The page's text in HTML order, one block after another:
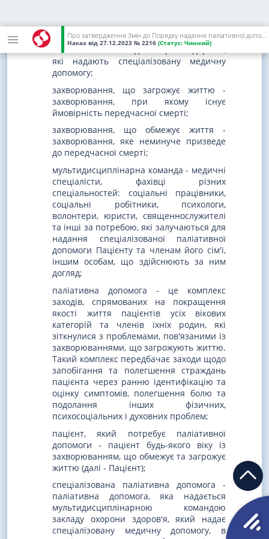
Про затвердження Змін до Порядку надання паліативної допомоги
Наказ від 27.12.2023 № 2216 (Статус: Чинний)
іншими лікарями-спеціалістами,
молодшими спеціалістами з медичною
освітою або в закладах охорони здоров'я,
які надають спеціалізовану медичну
допомогу;
захворювання, що загрожує життю -
захворювання, при якому існує
ймовірність передчасної смерті;
захворювання, що обмежує життя -
захворювання, яке неминуче призведе
до передчасної смерті;
мультидисциплінарна команда - медичні
спеціалісти, фахівці різних
спеціальностей: соціальні працівники,
соціальні робітники, психологи,
волонтери, юристи, священнослужителі
та інші за потребою, які залучаються для
надання спеціалізованої паліативної
допомоги Пацієнту та членам його сім'ї,
іншим особам, що здійснюють за ним
догляд;
паліативна допомога - це комплекс
заходів, спрямованих на покращення
якості життя пацієнтів усіх вікових
категорій та членів їхніх родин, які
зіткнулися з проблемами, пов'язаними із
захворюваннями, що загрожують життю.
Такий комплекс передбачає заходи щодо
запобігання та полегшення страждань
пацієнта через ранню ідентифікацію та
оцінку симптомів, полегшення болю та
подолання інших фізичних,
психосоціальних і духовних проблем;
пацієнт, який потребує паліативної
допомоги - пацієнт будь-якого віку із
захворюванням, що обмежує та загрожує
життю (далі - Пацієнт);
спеціалізована паліативна допомога -
паліативна допомога, яка надається
мультидисциплінарною командою
закладу охорони здоров'я, який надає
спеціалізовану медичну допомогу, в